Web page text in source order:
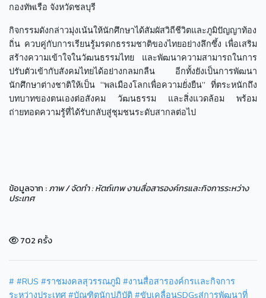
กองทัพเรือ จังหวัดชลบุรี
กิจกรรมดังกล่าวมุ่งเน้นให้นักศึกษาได้สัมผัสวิถีชีวิตและภูมิปัญญาท้อง
ถิ่น ควบคู่กับการเรียนรู้มรดกธรรมชาติของไทยอย่างลึกซึ้ง เพื่อเสริม
สร้างความเข้าใจในวัฒนธรรมไทย และพัฒนาความสามารถในการ
ปรับตัวเข้ากับสังคมไทยได้อย่างกลมกลืน อีกทั้งยังเป็นการพัฒนา
นักศึกษาต่างชาติให้เป็น “พลเมืองโลกเพื่อความยั่งยืน” ที่ตระหนักถึง
บทบาทของตนเองต่อสังคม วัฒนธรรม และสิ่งแวดล้อม พร้อม
ถ่ายทอดความรู้ที่ได้รับกลับสู่ชุมชนระดับสากลต่อไป
ข้อมูลจาก :ภาพ / จัดทำ : หัตถ์เทพ งานสื่อสารองค์กรและกิจการระหว่าง
ประเทศ
702 ครั้ง
# #RUS #ราชมงคลสุวรรณภูมิ #งานสื่อสารองค์กรเเละกิจการ
ระหว่างประเทศ #บัณฑิตนักปฏิบัติ #ขับเคลื่อนSDGsสู่การพัฒนาที่